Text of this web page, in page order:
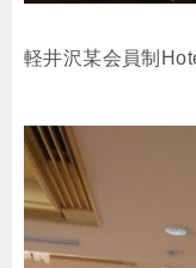
軽井沢某会員制